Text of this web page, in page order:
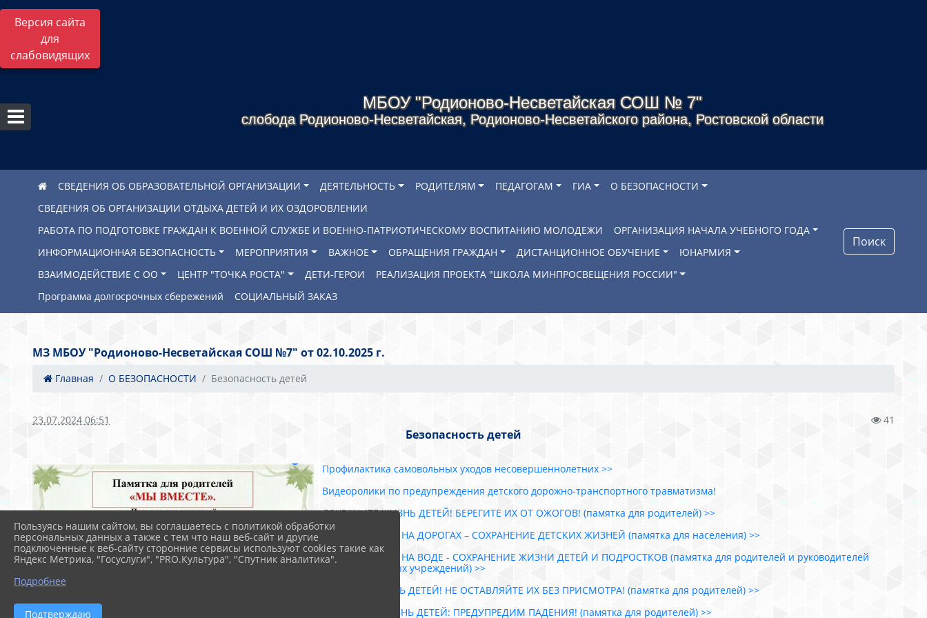
Версия сайта
для
слабовидящих
МБОУ "Родионово-Несветайская СОШ № 7"
слобода Родионово-Несветайская, Родионово-Несветайского района, Ростовской области
СВЕДЕНИЯ ОБ ОБРАЗОВАТЕЛЬНОЙ ОРГАНИЗАЦИИ ДЕЯТЕЛЬНОСТЬ РОДИТЕЛЯМ ПЕДАГОГАМ ГИА
О БЕЗОПАСНОСТИ
СВЕДЕНИЯ ОБ ОРГАНИЗАЦИИ ОТДЫХА ДЕТЕЙ И ИХ ОЗДОРОВЛЕНИИ
РАБОТА ПО ПОДГОТОВКЕ ГРАЖДАН К ВОЕННОЙ СЛУЖБЕ И ВОЕННО-ПАТРИОТИЧЕСКОМУ ВОСПИТАНИЮ МОЛОДЕЖИ
ОРГАНИЗАЦИЯ НАЧАЛА УЧЕБНОГО ГОДА
ИНФОРМАЦИОННАЯ БЕЗОПАСНОСТЬ
МЕРОПРИЯТИЯ ВАЖНОЕ ОБРАЩЕНИЯ ГРАЖДАН ДИСТАНЦИОННОЕ ОБУЧЕНИЕ
ЮНАРМИЯ
ВЗАИМОДЕЙСТВИЕ С ОО
ЦЕНТР "ТОЧКА РОСТА" ДЕТИ-ГЕРОИ
РЕАЛИЗАЦИЯ ПРОЕКТА "ШКОЛА МИНПРОСВЕЩЕНИЯ РОССИИ"
Программа долгосрочных сбережений
СОЦИАЛЬНЫЙ ЗАКАЗ
Поиск
МЗ МБОУ "Родионово-Несветайская СОШ №7" от 02.10.2025 г.
Главная О БЕЗОПАСНОСТИ Безопасность детей
23.07.2024 06:51 41
Безопасность детей
Профилактика самовольных уходов несовершеннолетних >>
Видеоролики по предупреждения детского дорожно-транспортного травматизма!
СОХРАНИТЕ ЖИЗНЬ ДЕТЕЙ! БЕРЕГИТЕ ИХ ОТ ОЖОГОВ! (памятка для родителей) >>
БЕЗОПАСНОСТЬ НА ДОРОГАХ – СОХРАНЕНИЕ ДЕТСКИХ ЖИЗНЕЙ (памятка для населения) >>
БЕЗОПАСНОСТЬ НА ВОДЕ - СОХРАНЕНИЕ ЖИЗНИ ДЕТЕЙ И ПОДРОСТКОВ (памятка для родителей и руководителей
оздоровительных учреждений) >>
БЕРЕГИТЕ ЖИЗНЬ ДЕТЕЙ! НЕ ОСТАВЛЯЙТЕ ИХ БЕЗ ПРИСМОТРА! (памятка для родителей) >>
СОХРАНИМ ЖИЗНЬ ДЕТЕЙ: ПРЕДУПРЕДИМ ПАДЕНИЯ! (памятка для родителей) >>
Пользуясь нашим сайтом, вы соглашаетесь с политикой обработки
персональных данных а также с тем что наш веб-сайт и другие
подключенные к веб-сайту сторонние сервисы используют cookies такие как
Яндекс Метрика, "Госуслуги", "PRO.Культура", "Спутник аналитика".
Подробнее
Подтверждаю